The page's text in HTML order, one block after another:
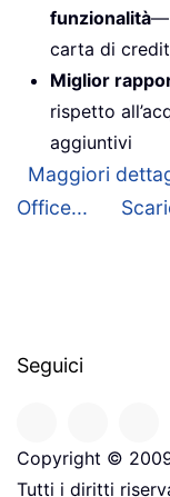
funzionalità—
carta di
Miglior
rispetto
aggiuntivi
Maggiori
Office...
Seguici
Copyright ©
Tutti i diritti